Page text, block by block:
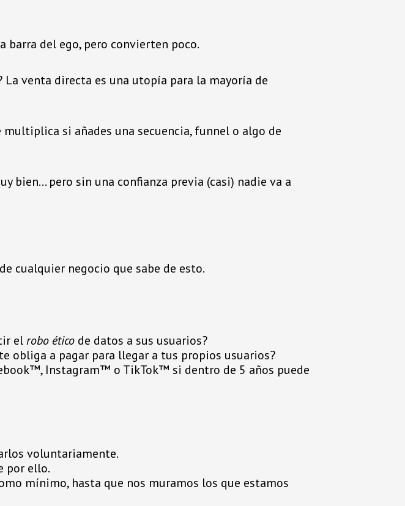
barra del ego, pero convierten poco.
venta directa es una utopía para la mayoría de
si añades una secuencia, funnel o algo de
bien… pero sin una confianza previa (casi) nadie va a
cualquier negocio que sabe de esto.
elrobo ético de datos a sus usuarios?
obliga a pagar para llegar a tus propios usuarios?
Instagram™ o TikTok™ si dentro de 5 años puede
voluntariamente.
por ello.
mínimo, hasta que nos muramos los que estamos